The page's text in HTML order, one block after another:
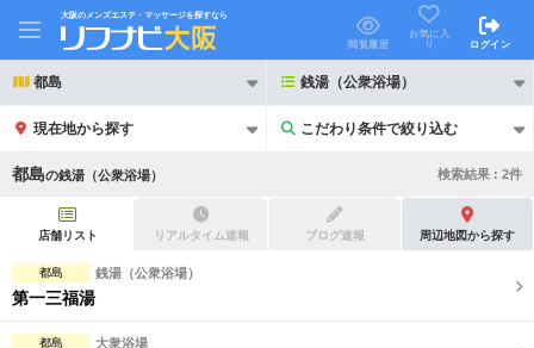
大阪のメンズエステ・マッサージを探すなら
閲覧履歴
お気に入
り
ログイン
都島 銭湯（公衆浴場）
現在地から探す こだわり条件で絞り込む
こだわり条件で絞り込む
21時以降も受付
都島の銭湯（公衆浴場） 検索結果 : 2件
店舗リスト リアルタイム速報 ブログ速報 周辺地図から探す
都島 銭湯（公衆浴場）
第一三福湯
都島 大衆浴場